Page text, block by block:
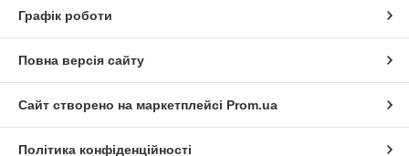
Графік роботи
Повна версія сайту
Сайт створено на маркетплейсі Prom.ua
Політика конфіденційності